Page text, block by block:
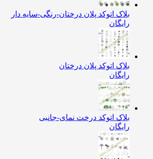
بلاک اتوکد پلان درختان-رنگی-سایه دار
رایگان
بلاک اتوکد پلان درختان
رایگان
بلاک اتوکد درخت نمای-جانبی
رایگان